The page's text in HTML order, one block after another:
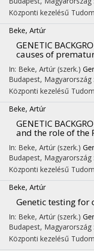
Központi kezelésű
Beke, Artúr
GENETIC
causes of
In: Beke, Artúr (szerk.)
Budapest, Magyarország :
Központi kezelésű
Beke, Artúr
GENETIC
and the role of the
In: Beke, Artúr (szerk.)
Budapest, Magyarország :
Központi kezelésű
Beke, Artúr
Genetic testing for
In: Beke, Artúr (szerk.)
Budapest, Magyarország :
Központi kezelésű